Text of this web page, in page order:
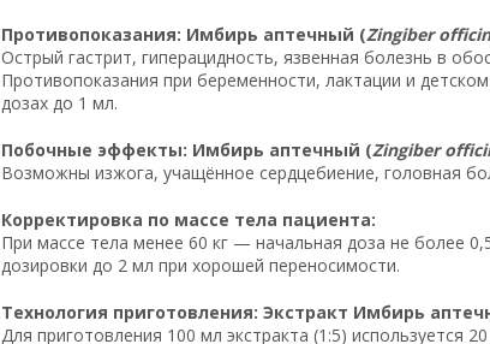
Противопоказания: Имбирь аптечный (Zingiber
Острый гастрит, гиперацидность, язвенная болезнь в
Противопоказания при беременности, лактации и
дозах до 1 мл.
Побочные эффекты: Имбирь аптечный (Zingiber
Возможны изжога, учащённое сердцебиение, головная
Корректировка по массе тела пациента:
При массе тела менее 60 кг — начальная доза не более
дозировки до 2 мл при хорошей переносимости.
Технология приготовления: Экстракт Имбирь
Для приготовления 100 мл экстракта (1:5) используется